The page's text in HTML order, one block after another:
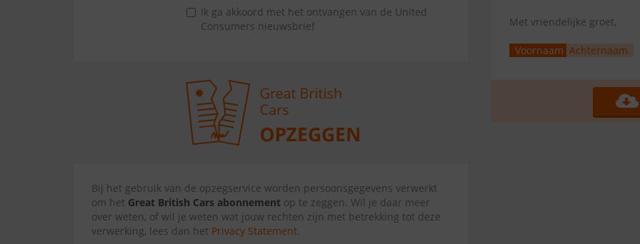
Ik ga akkoord met het ontvangen van de United
Consumers nieuwsbrief
Bij het gebruik van de opzegservice worden persoonsgegevens verwerkt
om het Great British Cars abonnement op te zeggen. Wil je daar meer
over weten, of wil je weten wat jouw rechten zijn met betrekking tot deze
verwerking, lees dan het Privacy Statement.
Met vriendelijke groet,
Voornaam Achternaam